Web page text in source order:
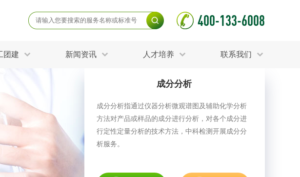
400-133-6008
团建 新闻资讯 人才培养 联系我们
土壤常规五项检测 土壤养分检测
电磁辐射检测 更多
产品质量鉴定
固废危废鉴定
毒检测备案
病毒杀灭试验
防护产品检测
成分分析化验
运动场地检测
食品接触材料检测
可靠性测试
化妆品检测
光伏检测
成分分析
成分分析指通过仪器分析微观谱图及辅助化学分析
方法对产品或样品的成分进行分析，对各个成分进
行定性定量分析的技术方法，中科检测开展成分分
析服务。